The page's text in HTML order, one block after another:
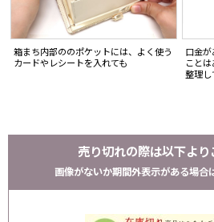
箱まち内部ののポケットには、よく使う
カードやレシートを入れても
口金
こと
整理し
売り切れの際は以下より
画像がないか期間外表示がある場合